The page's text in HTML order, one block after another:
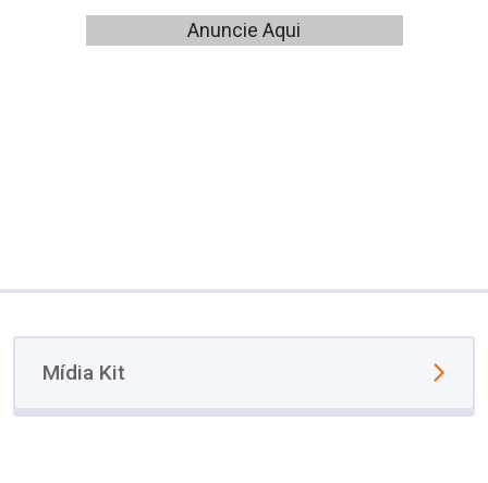
Anuncie Aqui
Mídia Kit